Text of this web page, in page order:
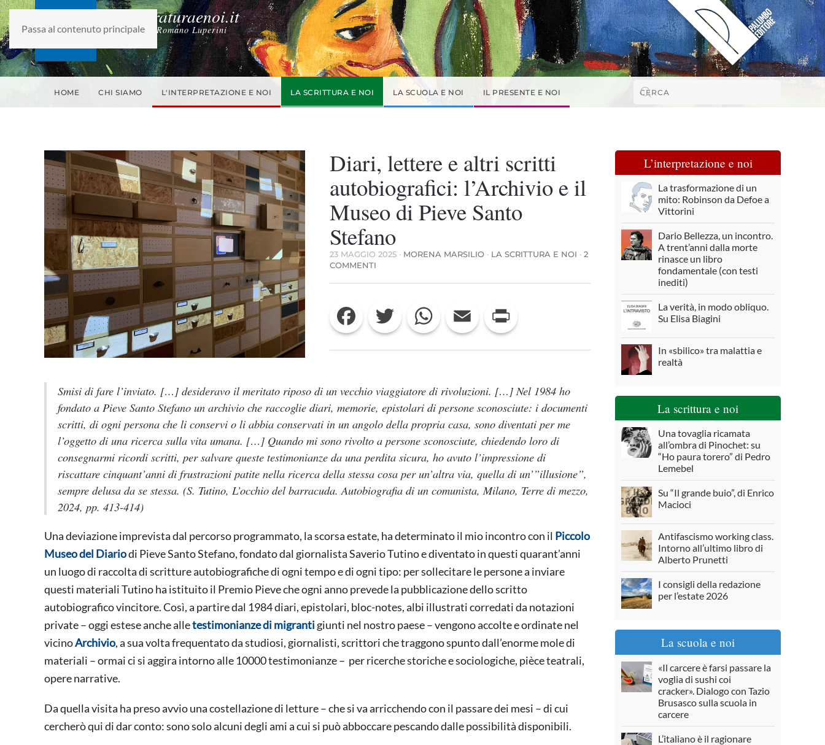
Passa al contenuto principale
laletteraturaenoi.it
fondato da Romano Luperini
HOME CHI SIAMO L'INTERPRETAZIONE E NOI LA SCRITTURA E NOI LA SCUOLA E NOI IL PRESENTE E NOI
Diari, lettere e altri scritti
autobiografici: l’Archivio e il
Museo di Pieve Santo
Stefano
23 MAGGIO 2025 · MORENA MARSILIO · LA SCRITTURA E NOI · 2
COMMENTI
LETTERE
ALTRI
SCRITTI
AUTOBIOGRAFICI:
E
DI
PIEVE
SANTO
STEFANO
Facebook Twitter WhatsApp Email
Smisi di fare l’inviato. […] desideravo il meritato riposo di un vecchio viaggiatore di rivoluzioni. […] Nel 1984 ho
fondato a Pieve Santo Stefano un archivio che raccoglie diari, memorie, epistolari di persone sconosciute: i documenti
scritti, di ogni persona che li conservi o li abbia conservati in un angolo della propria casa, sono diventati per me
l’oggetto di una ricerca sulla vita umana. […] Quando mi sono rivolto a persone sconosciute, chiedendo loro di
consegnarmi ricordi scritti, per salvare queste testimonianze da una perdita sicura, ho avuto l’impressione di
riscattare cinquant’anni di frustrazioni patite nella ricerca della stessa cosa per un’altra via, quella di un’”illusione”,
sempre delusa da se stessa. (S. Tutino, L’occhio del barracuda. Autobiografia di un comunista, Milano, Terre di mezzo,
2024, pp. 413-414)
Una deviazione imprevista dal percorso programmato, la scorsa estate, ha determinato il mio incontro con il Piccolo
Museo del Diariodi Pieve Santo Stefano, fondato dal giornalista Saverio Tutino e diventato in questi quarant’anni
un luogo di raccolta di scritture autobiografiche di ogni tempo e di ogni tipo: per sollecitare le persone a inviare
questi materiali Tutino ha istituito il Premio Pieve che ogni anno prevede la pubblicazione dello scritto
autobiografico vincitore. Così, a partire dal 1984 diari, epistolari, bloc-notes, albi illustrati corredati da notazioni
private – oggi estese anche alletestimonianze di migrantigiunti nel nostro paese – vengono accolte e ordinate nel
vicinoArchivio, a sua volta frequentato da studiosi, giornalisti, scrittori che traggono spunto dall’enorme mole di
materiali – ormai ci si aggira intorno alle 10000 testimonianze – per ricerche storiche e sociologiche, pièce teatrali,
opere narrative.
Da quella visita ha preso avvio una costellazione di letture – che si va arricchendo con il passare dei mesi – di cui
cercherò qui di dar conto: sono solo alcuni degli ami a cui si può abboccare pescando dalle possibilità disponibili.
L’interpretazione e noi
La trasformazione di un
mito: Robinson da Defoe a
Vittorini
Dario Bellezza, un incontro.
A trent’anni dalla morte
rinasce un libro
fondamentale (con testi
inediti)
La verità, in modo obliquo.
Su Elisa Biagini
In «sbilico» tra malattia e
realtà
La scrittura e noi
Una tovaglia ricamata
all’ombra di Pinochet: su
“Ho paura torero” di Pedro
Lemebel
Su “Il grande buio”, di Enrico
Macioci
Antifascismo working class.
Intorno all’ultimo libro di
Alberto Prunetti
I consigli della redazione
per l’estate 2026
La scuola e noi
«Il carcere è farsi passare la
voglia di sushi coi
cracker». Dialogo con Tazio
Brusasco sulla scuola in
carcere
L’italiano è il ragionare